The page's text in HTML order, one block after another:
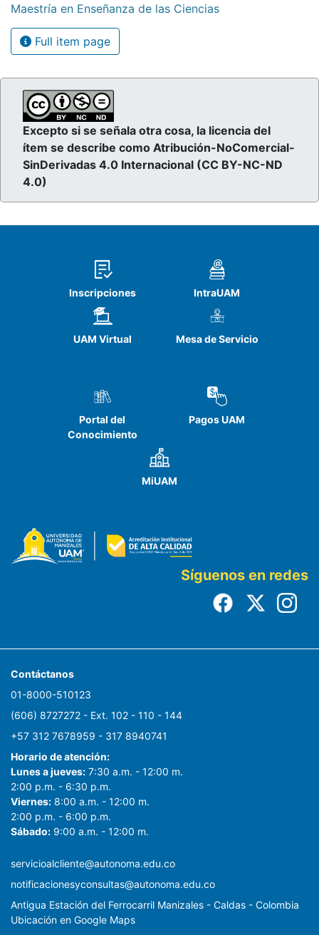
Maestría en Enseñanza de las Ciencias
Full item page
Excepto si se señala otra cosa, la licencia del
ítem se describe como Atribución-NoComercial-
SinDerivadas 4.0 Internacional (CC BY-NC-ND
4.0)
Inscripciones IntraUAM
UAM Virtual Mesa de Servicio
Portal del
Conocimiento
Pagos UAM
MiUAM
Síguenos en redes
Contáctanos
01-8000-510123
(606) 8727272 - Ext. 102 - 110 - 144
+57 312 7678959 - 317 8940741
Horario de atención:
Lunes a jueves: 7:30 a.m. - 12:00 m.
2:00 p.m. - 6:30 p.m.
Viernes: 8:00 a.m. - 12:00 m.
2:00 p.m. - 6:00 p.m.
Sábado: 9:00 a.m. - 12:00 m.
servicioalcliente@autonoma.edu.co
notificacionesyconsultas@autonoma.edu.co
Antigua Estación del Ferrocarril Manizales - Caldas - Colombia
Ubicación en Google Maps